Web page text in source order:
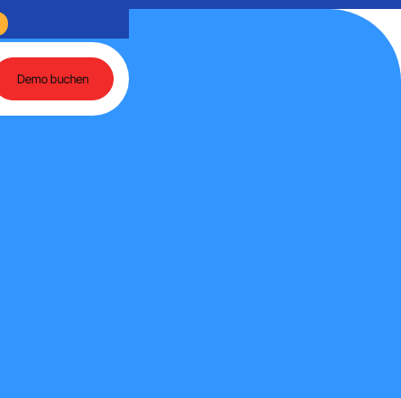
agentenbasierte KI Rückblick auf einen Tag voller Austausch rund um
Demo buchen